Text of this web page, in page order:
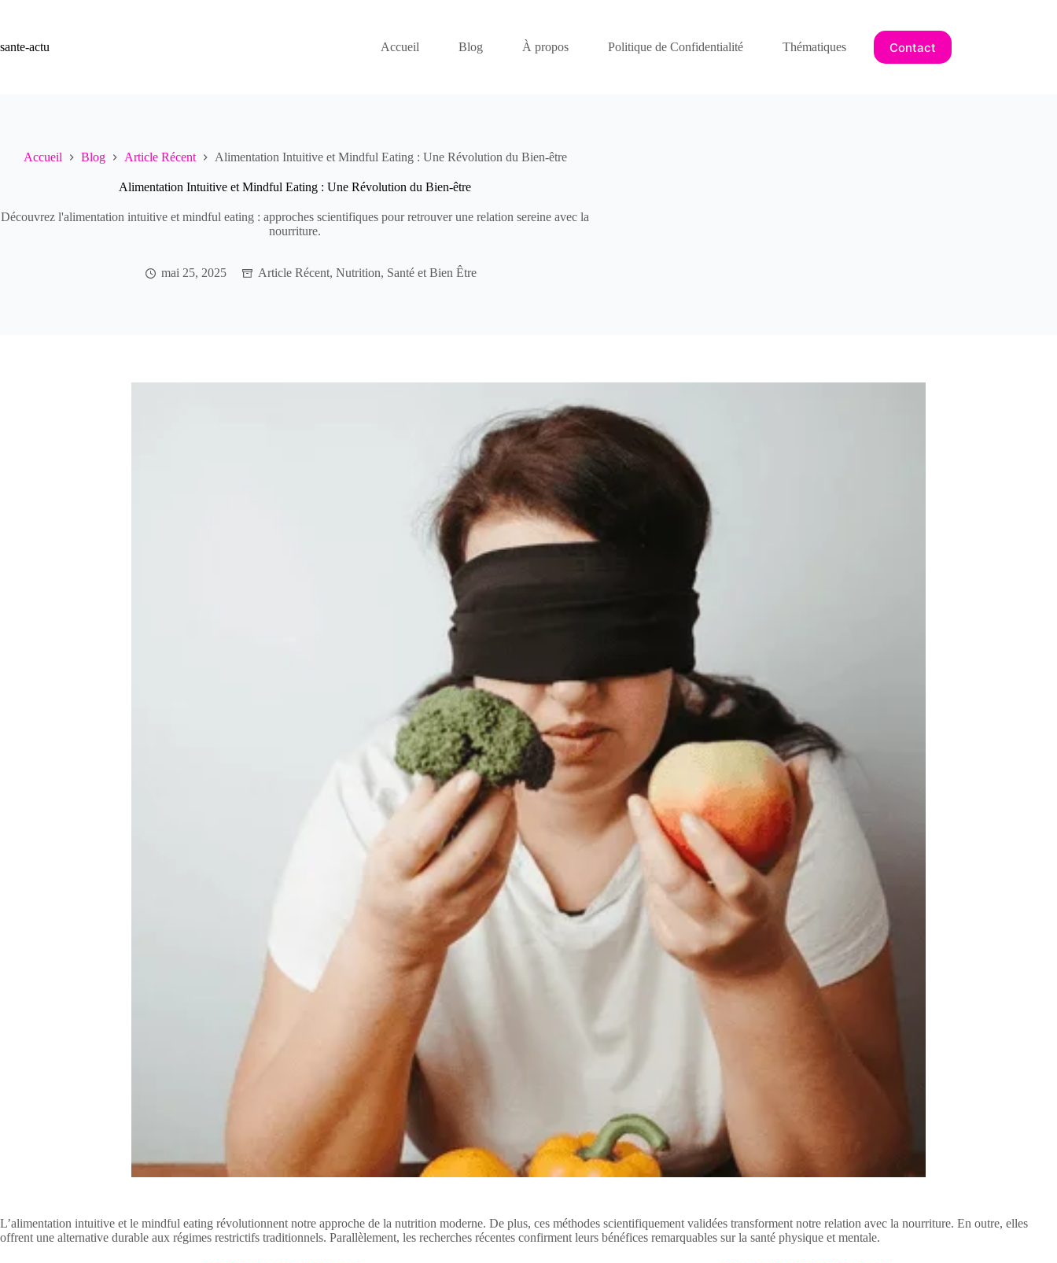
sante-actu
Accueil Blog À propos Politique de Confidentialité Thématiques Contact
Accueil Blog Article Récent Alimentation Intuitive et Mindful Eating : Une Révolution du Bien-être
Alimentation Intuitive et Mindful Eating : Une Révolution du Bien-être
Découvrez l'alimentation intuitive et mindful eating : approches scientifiques pour retrouver une relation sereine avec la
nourriture.
mai 25, 2025 Article Récent, Nutrition, Santé et Bien Être
L’alimentation intuitive et le mindful eating révolutionnent notre approche de la nutrition moderne. De plus, ces méthodes scientifiquement validées transforment notre relation avec la nourriture. En outre, elles
offrent une alternative durable aux régimes restrictifs traditionnels. Parallèlement, les recherches récentes confirment leurs bénéfices remarquables sur la santé physique et mentale.